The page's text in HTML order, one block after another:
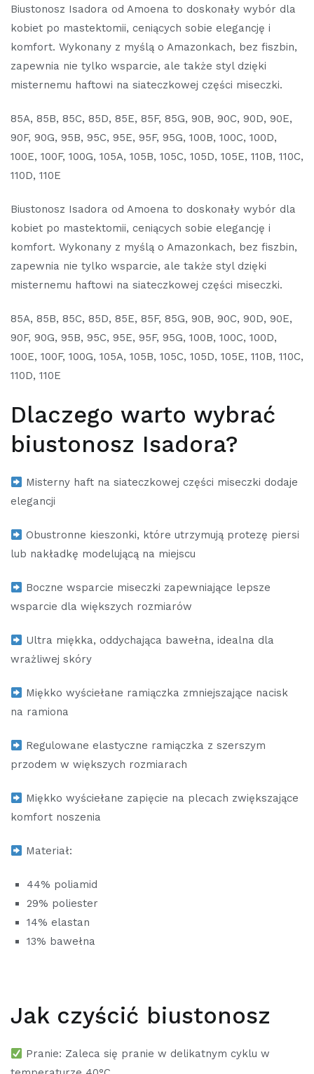
Biustonosz Isadora od Amoena to doskonały wybór dla
kobiet po mastektomii, ceniących sobie elegancję i
komfort. Wykonany z myślą o Amazonkach, bez fiszbin,
zapewnia nie tylko wsparcie, ale także styl dzięki
misternemu haftowi na siateczkowej części miseczki.
85A, 85B, 85C, 85D, 85E, 85F, 85G, 90B, 90C, 90D, 90E,
90F, 90G, 95B, 95C, 95E, 95F, 95G, 100B, 100C, 100D,
100E, 100F, 100G, 105A, 105B, 105C, 105D, 105E, 110B, 110C,
110D, 110E
Biustonosz Isadora od Amoena to doskonały wybór dla
kobiet po mastektomii, ceniących sobie elegancję i
komfort. Wykonany z myślą o Amazonkach, bez fiszbin,
zapewnia nie tylko wsparcie, ale także styl dzięki
misternemu haftowi na siateczkowej części miseczki.
85A, 85B, 85C, 85D, 85E, 85F, 85G, 90B, 90C, 90D, 90E,
90F, 90G, 95B, 95C, 95E, 95F, 95G, 100B, 100C, 100D,
100E, 100F, 100G, 105A, 105B, 105C, 105D, 105E, 110B, 110C,
110D, 110E
Dlaczego warto wybrać
biustonosz Isadora?
Misterny haft na siateczkowej części miseczki dodaje
elegancji
Obustronne kieszonki, które utrzymują protezę piersi
lub nakładkę modelującą na miejscu
Boczne wsparcie miseczki zapewniające lepsze
wsparcie dla większych rozmiarów
Ultra miękka, oddychająca bawełna, idealna dla
wrażliwej skóry
Miękko wyściełane ramiączka zmniejszające nacisk
na ramiona
Regulowane elastyczne ramiączka z szerszym
przodem w większych rozmiarach
Miękko wyściełane zapięcie na plecach zwiększające
komfort noszenia
Materiał:
44% poliamid
29% poliester
14% elastan
13% bawełna
Jak czyścić biustonosz
Pranie: Zaleca się pranie w delikatnym cyklu w